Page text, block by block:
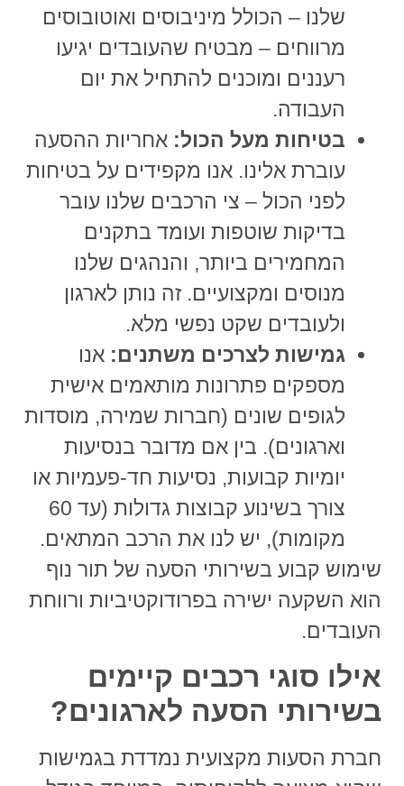
שלנו – הכולל מיניבוסים ואוטובוסים
מרווחים – מבטיח שהעובדים יגיעו
רעננים ומוכנים להתחיל את יום
העבודה.
בטיחות מעל הכול: אחריות ההסעה
עוברת אלינו. אנו מקפידים על בטיחות
לפני הכול – צי הרכבים שלנו עובר
בדיקות שוטפות ועומד בתקנים
המחמירים ביותר, והנהגים שלנו
מנוסים ומקצועיים. זה נותן לארגון
ולעובדים שקט נפשי מלא.
גמישות לצרכים משתנים: אנו
מספקים פתרונות מותאמים אישית
לגופים שונים (חברות שמירה, מוסדות
וארגונים). בין אם מדובר בנסיעות
יומיות קבועות, נסיעות חד-פעמיות או
צורך בשינוע קבוצות גדולות (עד 60
מקומות), יש לנו את הרכב המתאים.
שימוש קבוע בשירותי הסעה של תור נוף
הוא השקעה ישירה בפרודוקטיביות ורווחת
העובדים.
אילו סוגי רכבים קיימים
בשירותי הסעה לארגונים?
חברת הסעות מקצועית נמדדת בגמישות